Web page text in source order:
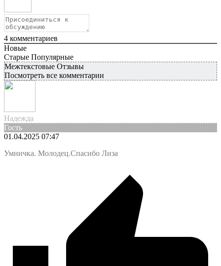
4 комментариев
Новые
Старые Популярные
Межтекстовые Отзывы
Посмотреть все комментарии
Надежда
Гость
01.04.2025 07:47
Умничка. Молодец.Спасибо Лиза